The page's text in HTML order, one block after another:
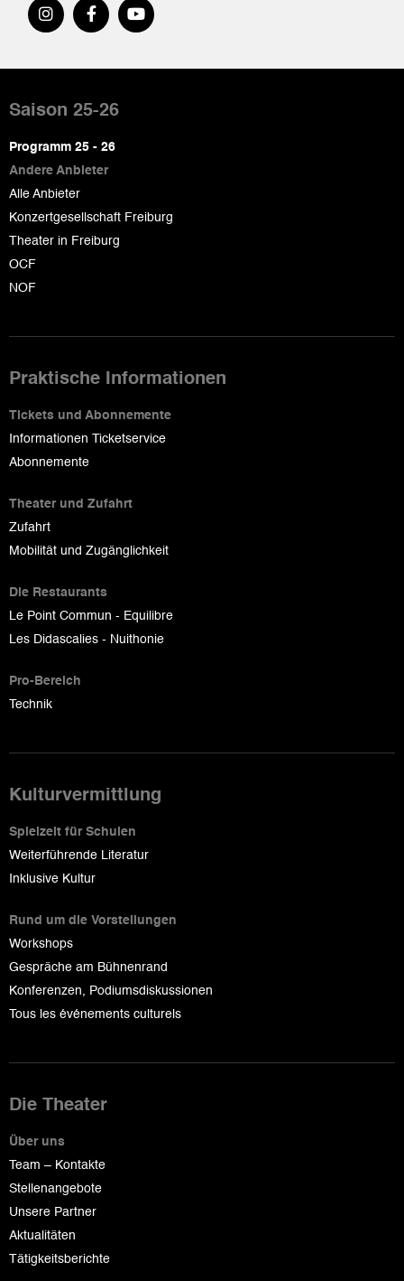
de
page
Saison 25-26
Programm 25 - 26
Andere Anbieter
Alle Anbieter
Konzertgesellschaft Freiburg
Theater in Freiburg
OCF
NOF
Praktische Informationen
Tickets und Abonnemente
Informationen Ticketservice
Abonnemente
Theater und Zufahrt
Zufahrt
Mobilität und Zugänglichkeit
Die Restaurants
Le Point Commun - Equilibre
Les Didascalies - Nuithonie
Pro-Bereich
Technik
Kulturvermittlung
Spielzeit für Schulen
Weiterführende Literatur
Inklusive Kultur
Rund um die Vorstellungen
Workshops
Gespräche am Bühnenrand
Konferenzen, Podiumsdiskussionen
Tous les événements culturels
Die Theater
Über uns
Team – Kontakte
Stellenangebote
Unsere Partner
Aktualitäten
Tätigkeitsberichte